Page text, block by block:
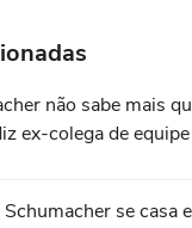
não sabe mais
ex-colega de equipe
Schumacher se casa